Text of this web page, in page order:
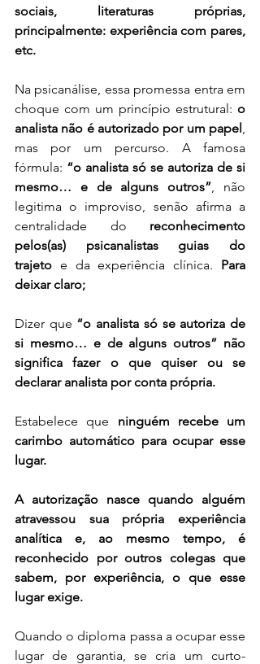
sociais, literaturas próprias,
principalmente: experiência com pares,
etc.
Na psicanálise, essa promessa entra em
choque com um princípio estrutural: o
analista não é autorizado por um papel
mas por um percurso. A famosa
fórmula: “o analista só se autoriza de si
mesmo… e de alguns outros” , não
legitima o improviso, senão afirma a
centralidade do reconhecimento
pelos(as) psicanalistas guias do
trajeto e da experiência clínica. Para
deixar claro;
Dizer que “o analista só se autoriza de
si mesmo… e de alguns outros” não
significa fazer o que quiser ou se
declarar analista por conta própria.
Estabelece que ninguém recebe um
carimbo automático para ocupar esse
lugar.
A autorização nasce quando alguém
atravessou sua própria experiência
analítica e, ao mesmo tempo, é
reconhecido por outros colegas que
sabem, por experiência, o que esse
lugar exige.
Quando o diploma passa a ocupar esse
lugar de garantia, se cria um curto-